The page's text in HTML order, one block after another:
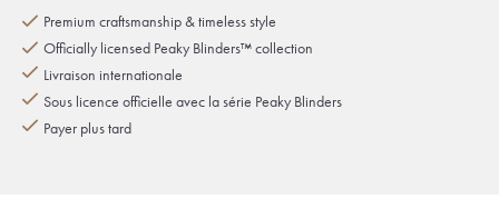
Premium craftsmanship & timeless style
Officially licensed Peaky Blinders™ collection
Livraison internationale
Sous licence officielle avec la série Peaky Blinders
Payer plus tard